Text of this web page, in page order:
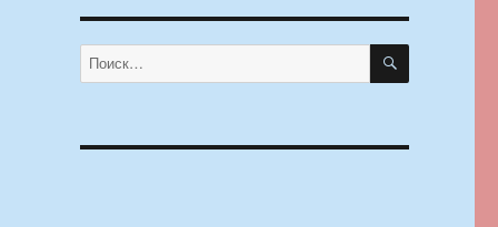
Искать: ПОИСК